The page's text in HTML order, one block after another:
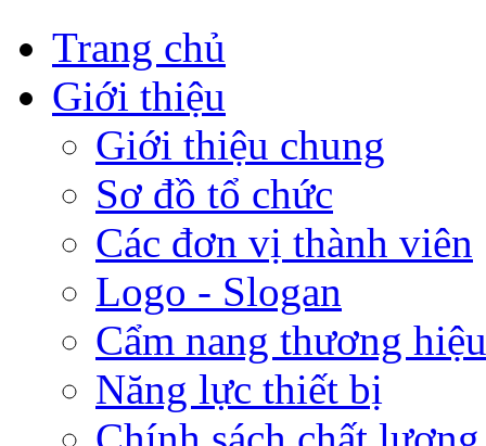
Trang chủ
Giới thiệu
Giới thiệu chung
Sơ đồ tổ chức
Các đơn vị thành viên
Logo - Slogan
Cẩm nang thương hiệu
Năng lực thiết bị